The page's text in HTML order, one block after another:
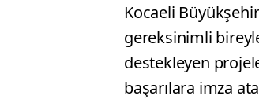
Kocaeli
gereksinimli
destekleyen
başarılara imza